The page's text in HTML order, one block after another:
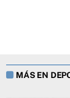
MÁS EN